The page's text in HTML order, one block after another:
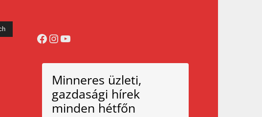
Facebook
Instagram
YouTube
Minneres üzleti,
gazdasági hírek
minden hétfőn